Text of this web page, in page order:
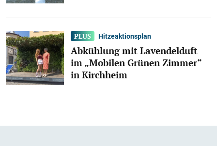
Hitzeaktionsplan
Abkühlung mit Lavendelduft
im „Mobilen Grünen Zimmer“
in Kirchheim